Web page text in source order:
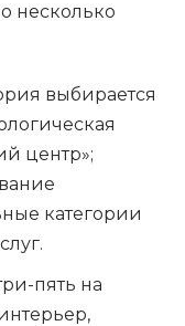
несколько
выбирается
центр»;
категории
пять на